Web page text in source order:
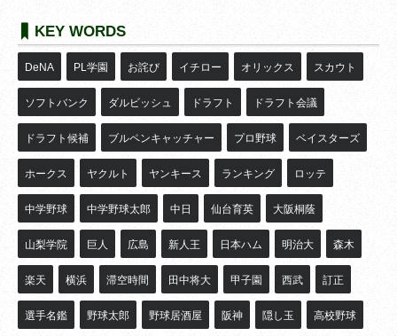
KEY WORDS
DeNA PL学園 お詫び イチロー オリックス スカウト
ソフトバンク ダルビッシュ ドラフト ドラフト会議
ドラフト候補 ブルペンキャッチャー プロ野球 ベイスターズ
ホークス ヤクルト ヤンキース ランキング ロッテ
中学野球 中学野球太郎 中日 仙台育英 大阪桐蔭
山梨学院 巨人 広島 新人王 日本ハム 明治大 森木
楽天 横浜 滞空時間 田中将大 甲子園 西武 訂正
選手名鑑 野球太郎 野球居酒屋 阪神 隠し玉 高校野球